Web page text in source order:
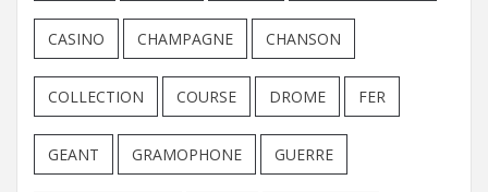
CASINO CHAMPAGNE CHANSON
COLLECTION COURSE DROME FER
GEANT GRAMOPHONE GUERRE